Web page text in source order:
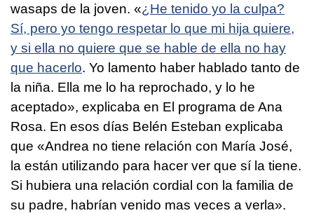
wasaps de la joven. «¿He tenido yo la culpa?
Sí, pero yo tengo respetar lo que mi hija quiere,
y si ella no quiere que se hable de ella no hay
que hacerlo. Yo lamento haber hablado tanto de
la niña. Ella me lo ha reprochado, y lo he
aceptado», explicaba en El programa de Ana
Rosa. En esos días Belén Esteban explicaba
que «Andrea no tiene relación con María José,
la están utilizando para hacer ver que sí la tiene.
Si hubiera una relación cordial con la familia de
su padre, habrían venido mas veces a verla».